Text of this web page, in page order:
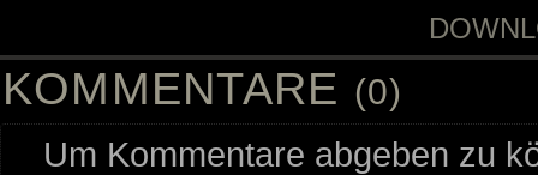
KOMMENTARE (0)
Um Kommentare abgeben zu